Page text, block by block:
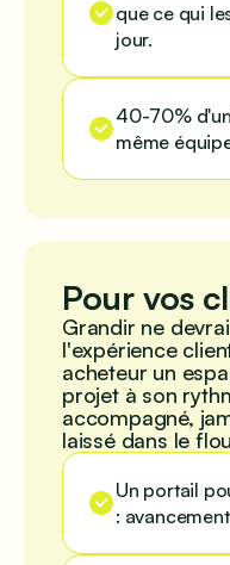
que ce qui
jour.
40-70%
même
Pour vos
Grandir ne
l'expérience
acheteur un
projet à son
accompagné,
laissé dans le
Un portail
: